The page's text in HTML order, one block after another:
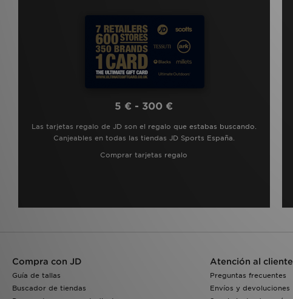
5 € - 300 €
Las tarjetas regalo de JD son el regalo que estabas buscando.
Canjeables en todas las tiendas JD Sports España.
Comprar tarjetas regalo
Compra con JD
Guía de tallas
Buscador de tiendas
Atención al cliente
Preguntas frecuentes
Envíos y devoluciones